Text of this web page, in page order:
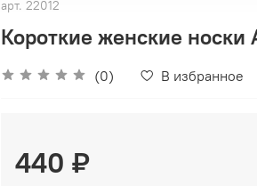
арт. 22012
Короткие женские носки
(0) В избранное
440 ₽